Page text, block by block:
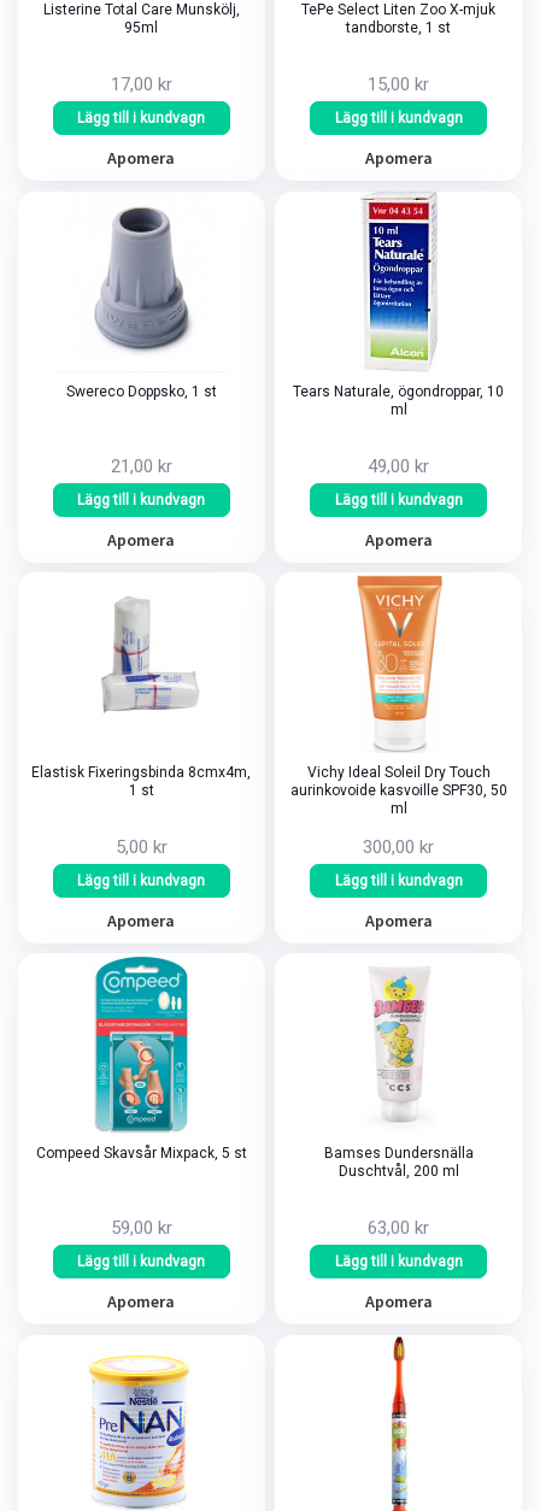
Listerine Total Care Munskölj,
95ml
17,00 kr
Lägg till i kundvagn
Apomera
TePe Select Liten Zoo X-mjuk
tandborste, 1 st
15,00 kr
Lägg till i kundvagn
Apomera
Swereco Doppsko, 1 st
21,00 kr
Lägg till i kundvagn
Apomera
Tears Naturale, ögondroppar, 10
ml
49,00 kr
Lägg till i kundvagn
Apomera
Elastisk Fixeringsbinda 8cmx4m,
1 st
5,00 kr
Lägg till i kundvagn
Apomera
Vichy Ideal Soleil Dry Touch
aurinkovoide kasvoille SPF30, 50
ml
300,00 kr
Lägg till i kundvagn
Apomera
Compeed Skavsår Mixpack, 5 st
59,00 kr
Lägg till i kundvagn
Apomera
Bamses Dundersnälla
Duschtvål, 200 ml
63,00 kr
Lägg till i kundvagn
Apomera